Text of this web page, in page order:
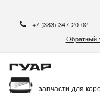
+7 (383) 347-20-02
Обратный
запчасти для